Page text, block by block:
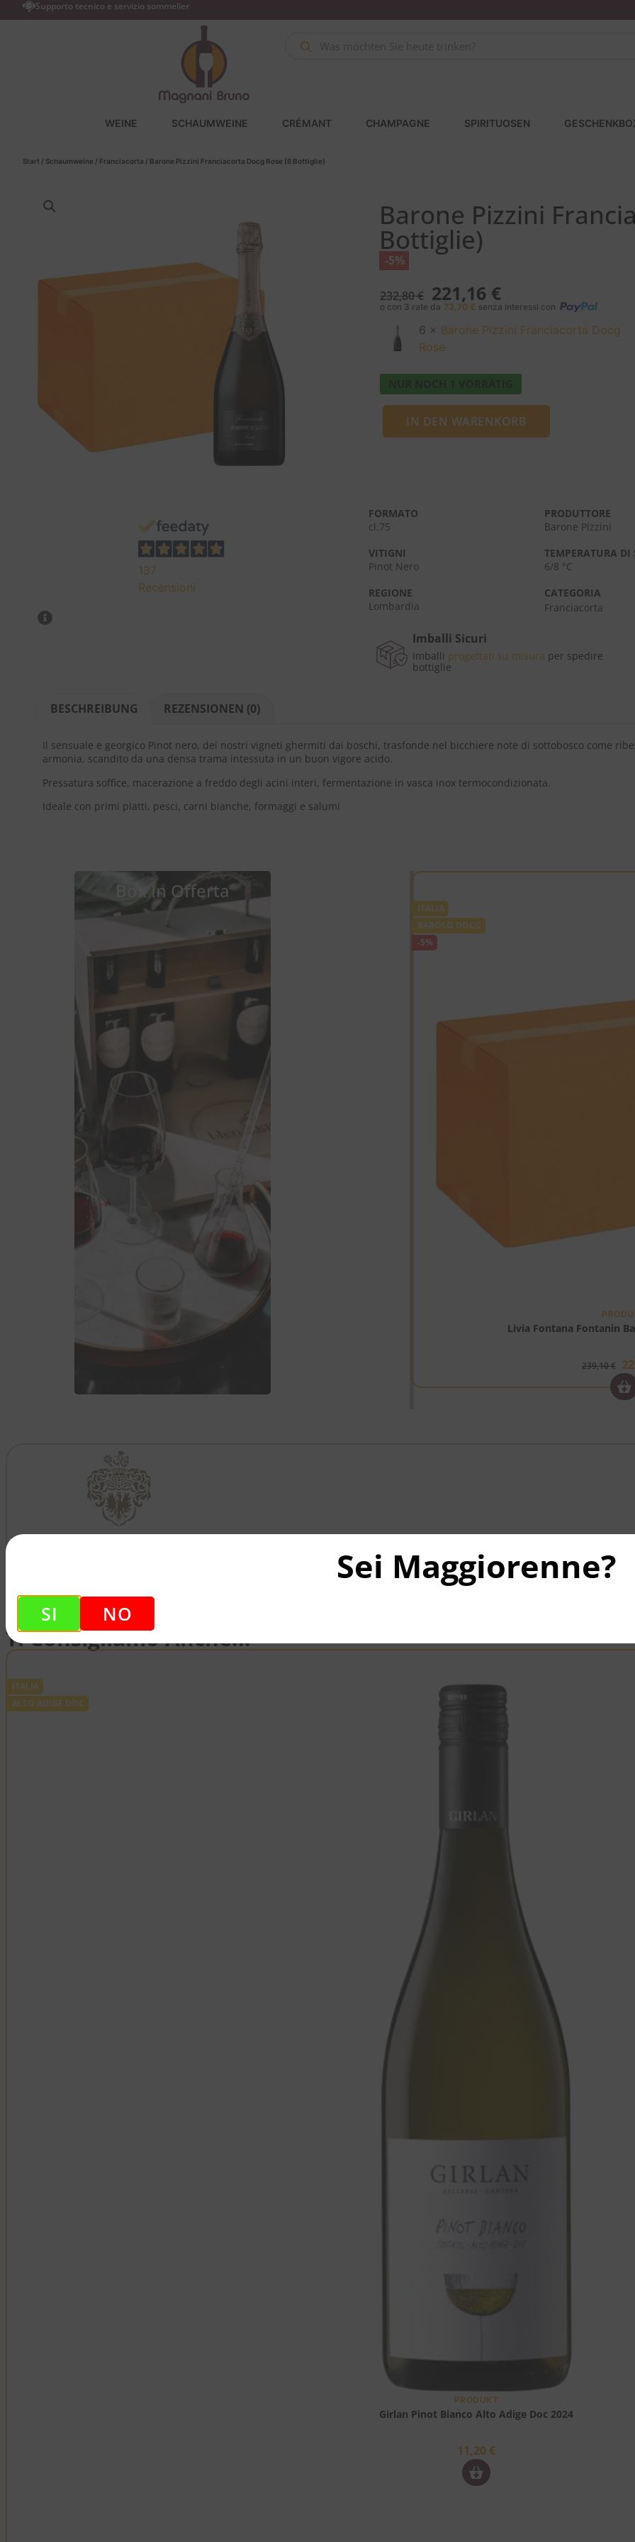
Supporto tecnico e servizio sommelier
WEINE SCHAUMWEINE CRÉMANT CHAMPAGNE SPIRITUOSEN
Start / Schaumweine / Franciacorta / Barone Pizzini Franciacorta Docg Rose (6 Bottiglie)
137
Recensioni
Barone Pizzini
Bottiglie)
-5%
232,80€ 221,16 €
o con 3 rate da 73,70 € senza interessi con
6 × Barone Pizzini Franciacorta Docg
Rose
IN DEN WARENKORB
FORMATO
cl.75
PRODUTTORE
Barone Pizzini
VITIGNI
Pinot Nero
TEMPERATURA DI
6/8 °C
REGIONE
Lombardia
CATEGORIA
Franciacorta
Imballi Sicuri
Imballi progettati su misura per spedire
bottiglie
BESCHREIBUNG REZENSIONEN (0)
Il sensuale e georgico Pinot nero, dei nostri vigneti ghermiti dai boschi, trasfonde nel bicchiere note di sottobosco come
armonia, scandito da una densa trama intessuta in un buon vigore acido.
Pressatura soffice, macerazione a freddo degli acini interi, fermentazione in vasca inox termocondizionata.
Ideale con primi piatti, pesci, carni bianche, formaggi e salumi
Box In Offerta
ITALIA
BAROLO DOCG
-5%
Livia Fontana Fontanin
239,10€
Ti Consigliamo Anche...
ITALIA
ALTO ADIGE DOC
PRODUKT
Girlan Pinot Bianco Alto Adige Doc 2024
11,20 €
Sei Maggiorenne?
SI NO